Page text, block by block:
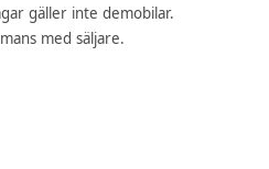
gäller inte demobilar.
med säljare.